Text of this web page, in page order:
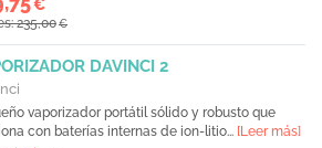
€
235,00€
DAVINCI 2
vaporizador portátil sólido y robusto que
con baterías internas de ion-litio... [Leer más]